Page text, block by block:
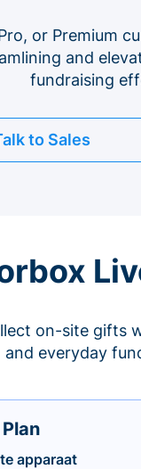
or Premium
and
fundraising
to Sales
on-site
and everyday
apparaat